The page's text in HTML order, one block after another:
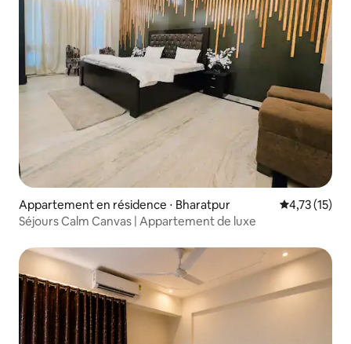
Appartement en résidence ⋅ Bharatpur Évaluation
4,73 (15)
Séjours Calm Canvas | Appartement de luxe